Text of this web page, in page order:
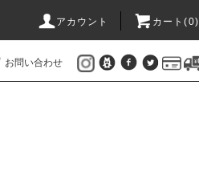
アカウント カート(0)
お問い合わせ